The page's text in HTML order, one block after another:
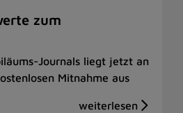
zum
Journals liegt jetzt an
Mitnahme aus